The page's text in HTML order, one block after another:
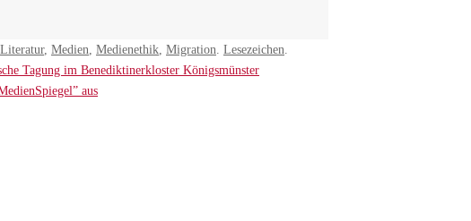
Literatur, Medien Medienethik Migration Lesezeichen
Tagung im Benediktinerkloster Königsmünster
aus